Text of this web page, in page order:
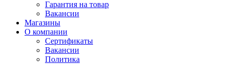
Гарантия на товар
Вакансии
Магазины
О компании
Сертификаты
Вакансии
Политика